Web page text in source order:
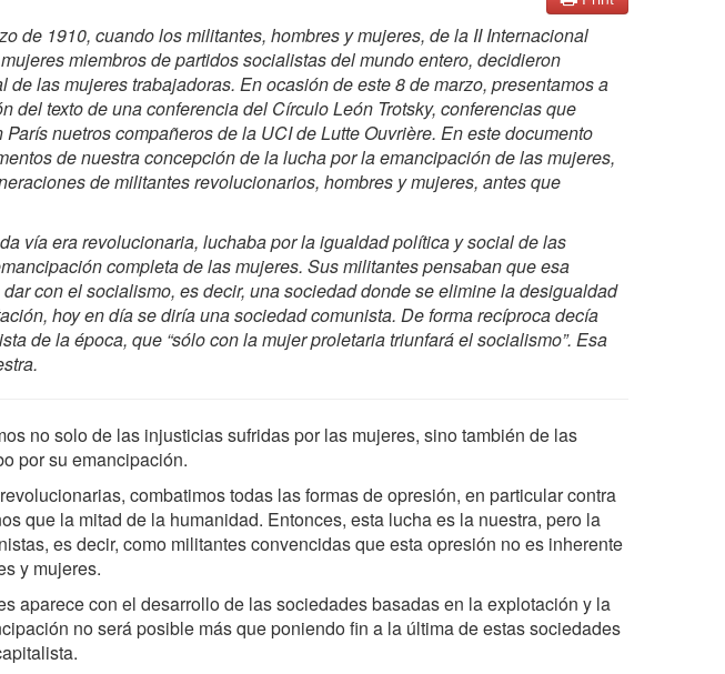
de 1910, cuando los militantes, hombres y mujeres, de la II Internacional
miembros de partidos socialistas del mundo entero, decidieron
de las mujeres trabajadoras. En ocasión de este 8 de marzo, presentamos a
del texto de una conferencia del Círculo León Trotsky, conferencias que
nuetros compañeros de la UCI de Lutte Ouvrière. En este documento
de nuestra concepción de la lucha por la emancipación de las mujeres,
de militantes revolucionarios, hombres y mujeres, antes que
vía era revolucionaria, luchaba por la igualdad política y social de las
completa de las mujeres. Sus militantes pensaban que esa
con el socialismo, es decir, una sociedad donde se elimine la desigualdad
hoy en día se diría una sociedad comunista. De forma recíproca decía
de la época, que “sólo con la mujer proletaria triunfará el socialismo”. Esa
no solo de las injusticias sufridas por las mujeres, sino también de las
por su emancipación.
combatimos todas las formas de opresión, en particular contra
que la mitad de la humanidad. Entonces, esta lucha es la nuestra, pero la
es decir, como militantes convencidas que esta opresión no es inherente
y mujeres.
aparece con el desarrollo de las sociedades basadas en la explotación y la
no será posible más que poniendo fin a la última de estas sociedades